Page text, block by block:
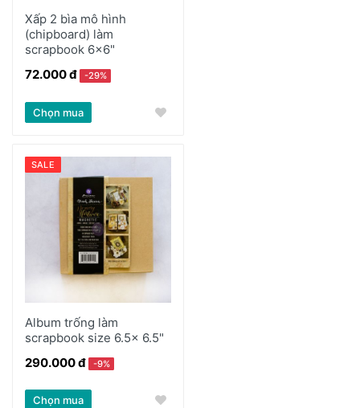
Xấp 2 bìa mô hình
(chipboard) làm
scrapbook 6x6"
72.000 đ
-29%
Chọn mua
SALE
Album trống làm
scrapbook size 6.5x 6.5"
290.000 đ
-9%
Chọn mua